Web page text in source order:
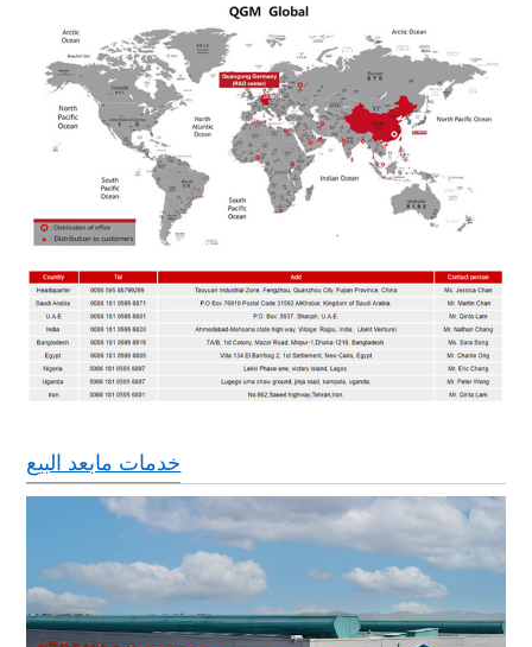
خدمات مابعد البيع